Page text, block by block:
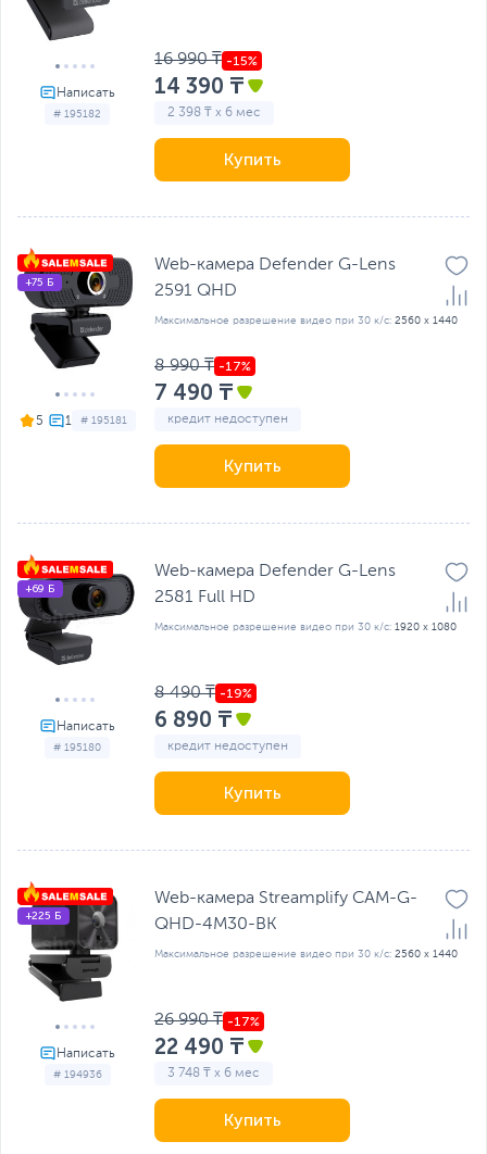
# 195182
16 990 ₸
14 390 ₸
2 398 ₸ x 6 мес
Купить
5 # 195181
+75 Б
Web-камера Defender G-Lens
2591 QHD
Максимальное разрешение видео при 30 к/с: 2560 x 1440
8 990 ₸
7 490 ₸
кредит недоступен
Купить
# 195180
+69 Б
Web-камера Defender G-Lens
2581 Full HD
Максимальное разрешение видео при 30 к/с: 1920 x 1080
8 490 ₸
6 890 ₸
кредит недоступен
Купить
# 194936
+225 Б
Web-камера Streamplify CAM-G-
QHD-4M30-BK
Максимальное разрешение видео при 30 к/с: 2560 x 1440
26 990 ₸
22 490 ₸
3 748 ₸ x 6 мес
Купить